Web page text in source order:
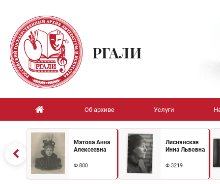
РГАЛИ
Об архиве Услуги
Матова Анна
Алексеевна
Ф.800
Лиснянская
Инна Львовна
Ф.3219